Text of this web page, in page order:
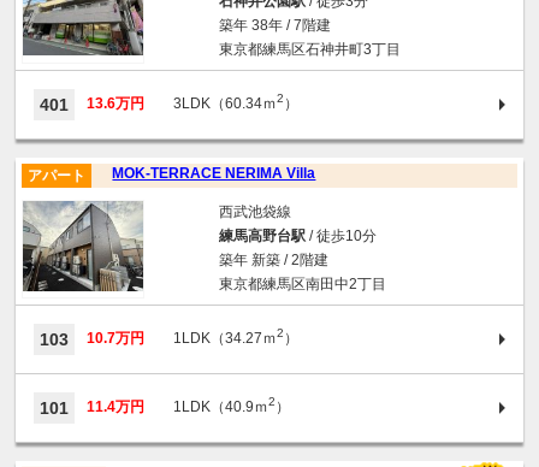
築年 38年 / 7階建
東京都練馬区石神井町3丁目
401 13.6万円 3LDK（60.34ｍ2 ）
MOK-TERRACE NERIMA Villa
アパート
西武池袋線
練馬高野台駅/ 徒歩10分
築年 新築 / 2階建
東京都練馬区南田中2丁目
103 10.7万円 1LDK（34.27ｍ2 ）
101 11.4万円 1LDK（40.9ｍ2 ）